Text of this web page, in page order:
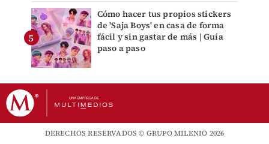
Cómo hacer tus propios stickers
de 'Saja Boys' en casa de forma
fácil y sin gastar de más | Guía
paso a paso
DERECHOS RESERVADOS © GRUPO MILENIO 2026